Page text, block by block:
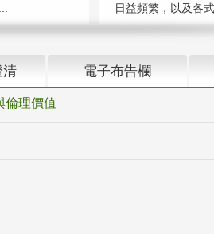
日益頻繁，以及各式
清 電子布告欄
倫理價值